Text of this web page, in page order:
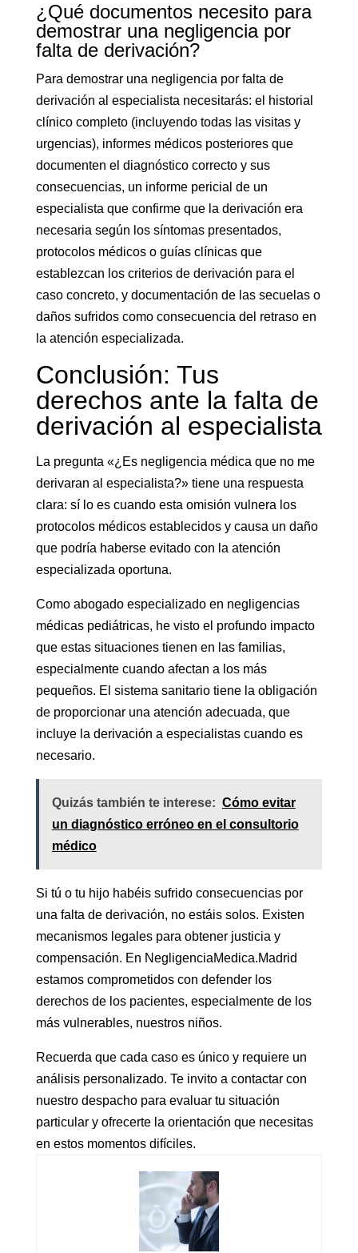
¿Qué documentos necesito para
demostrar una negligencia por
falta de derivación?
Para demostrar una negligencia por falta de
derivación al especialista necesitarás: el historial
clínico completo (incluyendo todas las visitas y
urgencias), informes médicos posteriores que
documenten el diagnóstico correcto y sus
consecuencias, un informe pericial de un
especialista que confirme que la derivación era
necesaria según los síntomas presentados,
protocolos médicos o guías clínicas que
establezcan los criterios de derivación para el
caso concreto, y documentación de las secuelas o
daños sufridos como consecuencia del retraso en
la atención especializada.
Conclusión: Tus
derechos ante la falta de
derivación al especialista
La pregunta «¿Es negligencia médica que no me
derivaran al especialista?» tiene una respuesta
clara: sí lo es cuando esta omisión vulnera los
protocolos médicos establecidos y causa un daño
que podría haberse evitado con la atención
especializada oportuna.
Como abogado especializado en negligencias
médicas pediátricas, he visto el profundo impacto
que estas situaciones tienen en las familias,
especialmente cuando afectan a los más
pequeños. El sistema sanitario tiene la obligación
de proporcionar una atención adecuada, que
incluye la derivación a especialistas cuando es
necesario.
Quizás también te interese: Cómo evitar
un diagnóstico erróneo en el consultorio
médico
Si tú o tu hijo habéis sufrido consecuencias por
una falta de derivación, no estáis solos. Existen
mecanismos legales para obtener justicia y
compensación. En NegligenciaMedica.Madrid
estamos comprometidos con defender los
derechos de los pacientes, especialmente de los
más vulnerables, nuestros niños.
Recuerda que cada caso es único y requiere un
análisis personalizado. Te invito a contactar con
nuestro despacho para evaluar tu situación
particular y ofrecerte la orientación que necesitas
en estos momentos difíciles.